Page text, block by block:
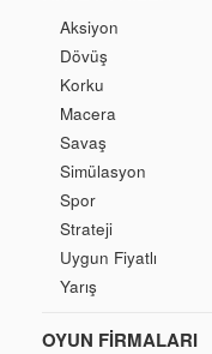
Aksiyon
Dövüş
Korku
Macera
Savaş
Simülasyon
Spor
Strateji
Uygun Fiyatlı
Yarış
OYUN FIRMALARI